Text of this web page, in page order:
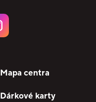
Mapa centra
Dárkové karty